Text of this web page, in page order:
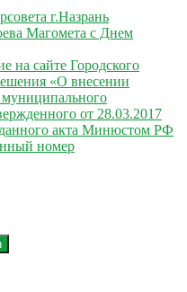
г.Назрань
Магомета с Днем
на сайте Городского
«О внесении
от 28.03.2017
акта Минюстом РФ
номер